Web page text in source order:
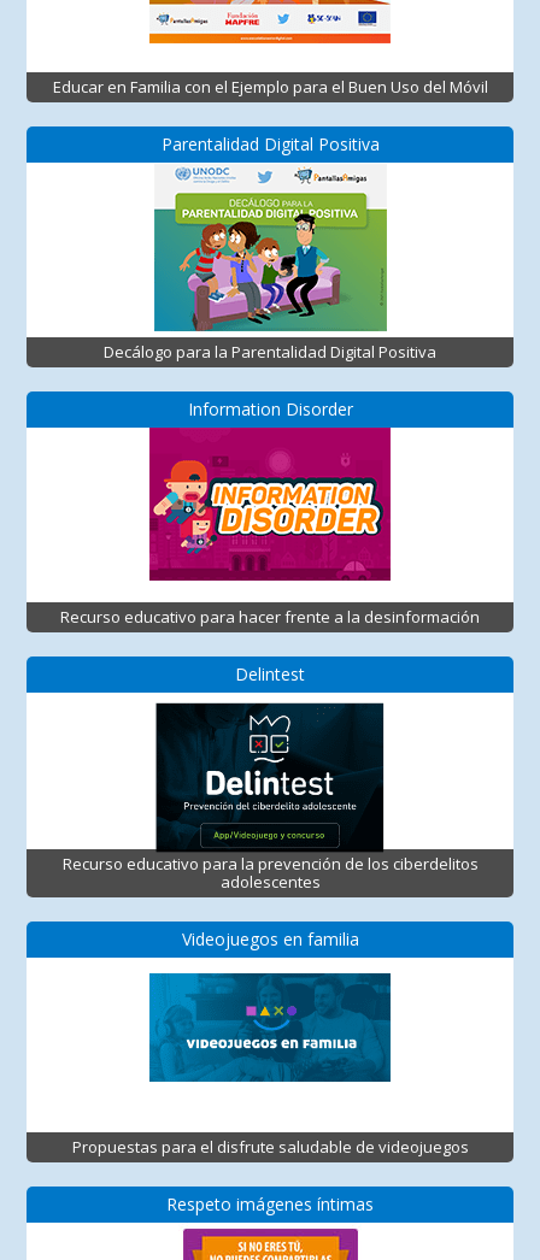
Educar en Familia con el Ejemplo para el Buen Uso del Móvil
Parentalidad Digital Positiva
Decálogo para la Parentalidad Digital Positiva
Information Disorder
Recurso educativo para hacer frente a la desinformación
Delintest
Recurso educativo para la prevención de los ciberdelitos
adolescentes
Videojuegos en familia
Propuestas para el disfrute saludable de videojuegos
Respeto imágenes íntimas